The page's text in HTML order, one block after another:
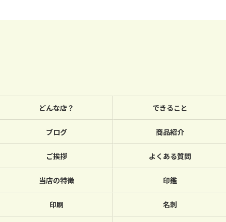
どんな店？ できること
ブログ 商品紹介
ご挨拶 よくある質問
当店の特徴 印鑑
印刷 名刺